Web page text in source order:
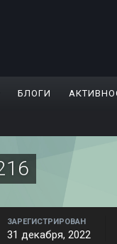
БЛОГИ
ЗАРЕГИСТРИРОВАН
31 декабря, 2022